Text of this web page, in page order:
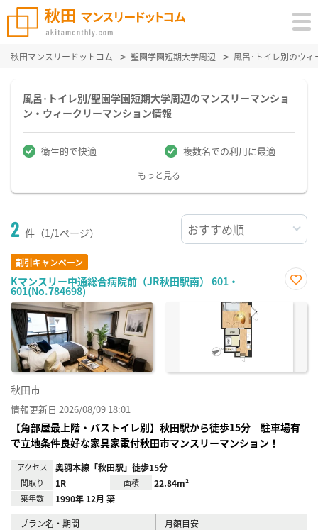
秋田マンスリードットコム 聖園学園短期大学周辺 風呂･トイレ別のウ
風呂･トイレ別/聖園学園短期大学周辺のマンスリーマンショ
ン・ウィークリーマンション情報
衛生的で快適 複数名での利用に最適
もっと見る
2 件（1/1ページ）
割引キャンペーン
Kマンスリー中通総合病院前（JR秋田駅南） 601・
601(No.784698)
に入
秋田市
情報更新日 2026/08/09 18:01
【角部屋最上階・バストイレ別】秋田駅から徒歩15分 駐車場有
で立地条件良好な家具家電付秋田市マンスリーマンション！
アクセス 奥羽本線「秋田駅」徒歩15分
間取り 1R 面積 22.84m²
築年数 1990年 12月 築
プラン名・期間 月額目安